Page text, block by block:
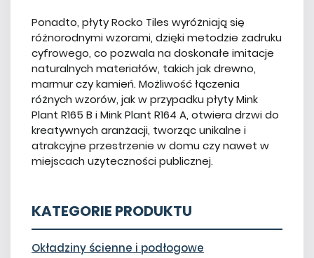
Ponadto, płyty Rocko Tiles wyróżniają się
różnorodnymi wzorami, dzięki metodzie zadruku
cyfrowego, co pozwala na doskonałe imitacje
naturalnych materiałów, takich jak drewno,
marmur czy kamień. Możliwość łączenia
różnych wzorów, jak w przypadku płyty Mink
Plant R165 B i Mink Plant R164 A, otwiera drzwi do
kreatywnych aranżacji, tworząc unikalne i
atrakcyjne przestrzenie w domu czy nawet w
miejscach użyteczności publicznej.
KATEGORIE PRODUKTU
Okładziny ścienne i podłogowe